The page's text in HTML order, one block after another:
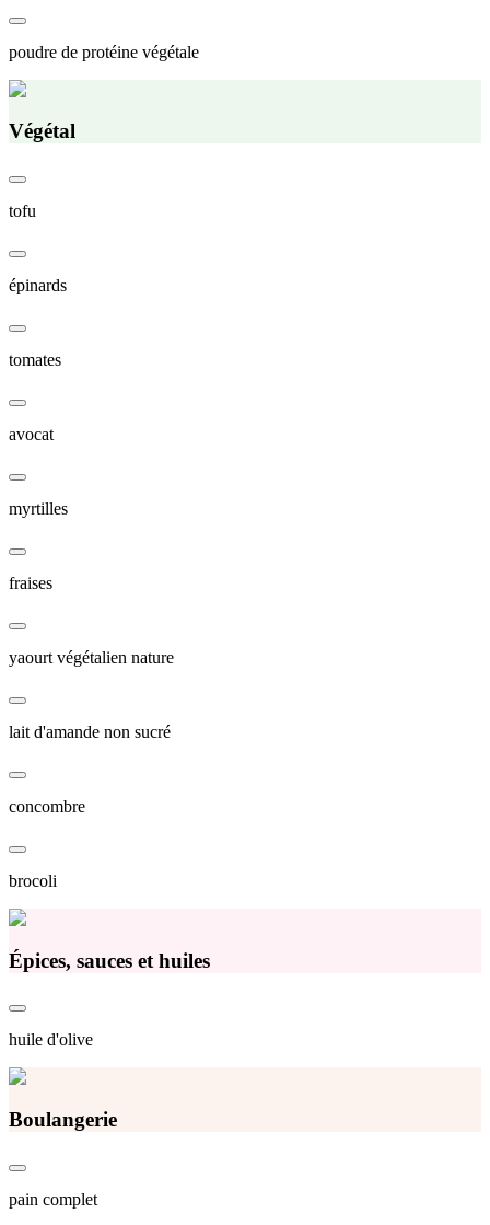
poudre de protéine végétale
Végétal
tofu
épinards
tomates
avocat
myrtilles
fraises
yaourt végétalien nature
lait d'amande non sucré
concombre
brocoli
Épices, sauces et huiles
huile d'olive
Boulangerie
pain complet